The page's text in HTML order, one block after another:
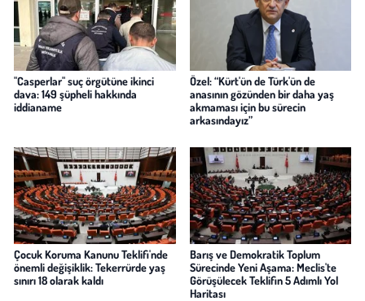
"Casperlar" suç örgütüne ikinci
dava: 149 şüpheli hakkında
iddianame
Özel: “Kürt'ün de Türk'ün de
anasının gözünden bir daha yaş
akmaması için bu sürecin
arkasındayız”
Çocuk Koruma Kanunu Teklifi'nde
önemli değişiklik: Tekerrürde yaş
sınırı 18 olarak kaldı
Barış ve Demokratik Toplum
Sürecinde Yeni Aşama: Meclis'te
Görüşülecek Teklifin 5 Adımlı Yol
Haritası